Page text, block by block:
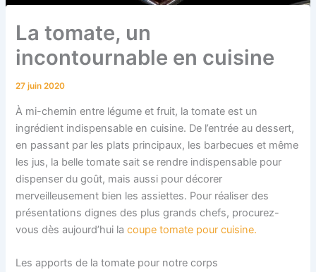
La tomate, un
incontournable en cuisine
27 juin 2020
À mi-chemin entre légume et fruit, la tomate est un
ingrédient indispensable en cuisine. De l’entrée au dessert,
en passant par les plats principaux, les barbecues et même
les jus, la belle tomate sait se rendre indispensable pour
dispenser du goût, mais aussi pour décorer
merveilleusement bien les assiettes. Pour réaliser des
présentations dignes des plus grands chefs, procurez-
vous dès aujourd’hui lacoupe tomate pour cuisine.
Les apports de la tomate pour notre corps